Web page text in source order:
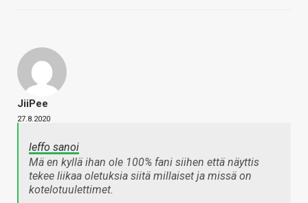
JiiPee
27.8.2020
leffo sanoi
Mä en kyllä ihan ole 100% fani siihen että näyttis
tekee liikaa oletuksia siitä millaiset ja missä on
kotelotuulettimet.